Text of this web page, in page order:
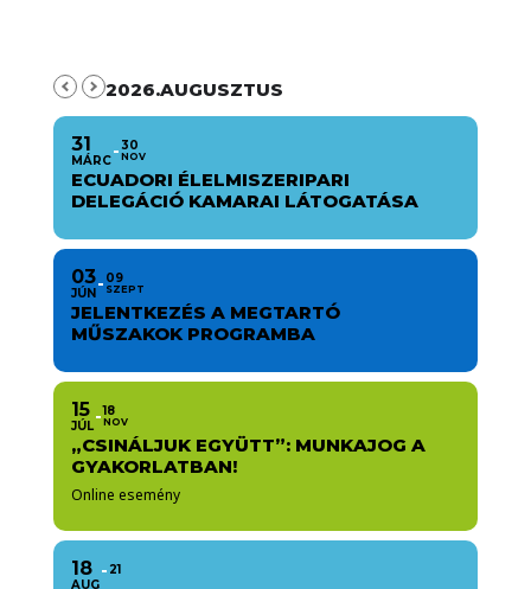
2026.AUGUSZTUS
31
MÁRC
30
NOV
ECUADORI ÉLELMISZERIPARI
DELEGÁCIÓ KAMARAI LÁTOGATÁSA
03
JÚN
09
SZEPT
JELENTKEZÉS A MEGTARTÓ
MŰSZAKOK PROGRAMBA
15
JÚL
18
NOV
„CSINÁLJUK EGYÜTT”: MUNKAJOG A
GYAKORLATBAN!
Online esemény
18
AUG
21